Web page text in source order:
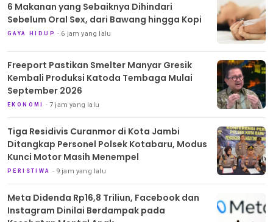
6 Makanan yang Sebaiknya Dihindari
Sebelum Oral Sex, dari Bawang hingga Kopi
GAYA HIDUP 6 jam yang lalu
Freeport Pastikan Smelter Manyar Gresik
Kembali Produksi Katoda Tembaga Mulai
September 2026
EKONOMI 7 jam yang lalu
Tiga Residivis Curanmor di Kota Jambi
Ditangkap Personel Polsek Kotabaru, Modus
Kunci Motor Masih Menempel
PERISTIWA 9 jam yang lalu
Meta Didenda Rp16,8 Triliun, Facebook dan
Instagram Dinilai Berdampak pada